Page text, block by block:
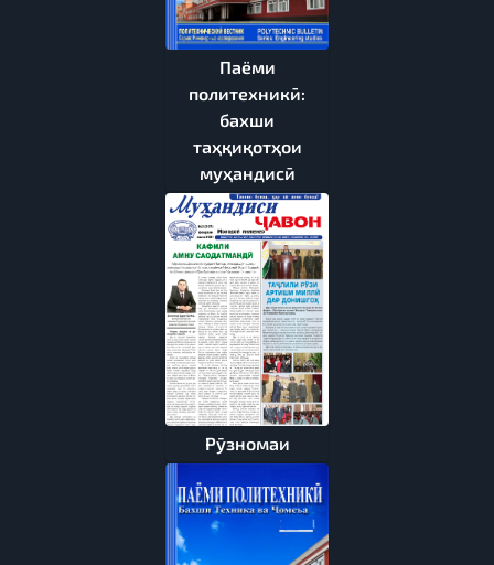
Паёми
политехникӣ:
бахши
таҳқиқотҳои
муҳандисӣ
Рӯзномаи